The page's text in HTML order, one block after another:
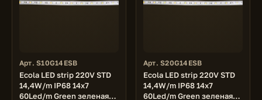
Арт. S10G14ESB
Ecola LED strip 220V STD
14,4W/m IP68 14x7
60Led/m Green зеленая
Арт. S20G14ESB
Ecola LED strip 220V STD
14,4W/m IP68 14x7
60Led/m Green зеленая